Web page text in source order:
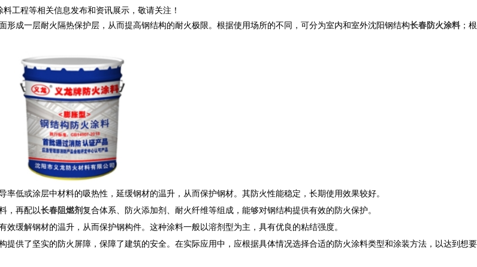
工程等相关信息发布和资讯展示，敬请关注！
成一层耐火隔热保护层，从而提高钢结构的耐火极限。根据使用场所的不同，可分为室内和室外沈阳钢结构长春防火涂料 ；根
低或涂层中材料的吸热性，延缓钢材的温升，从而保护钢材。其防火性能稳定，长期使用效果较好。
，再配以长春阻燃剂复合体系、防火添加剂、耐火纤维等组成，能够对钢结构提供有效的防火保护。
缓解钢材的温升，从而保护钢构件。这种涂料一般以溶剂型为主，具有优良的粘结强度。
提供了坚实的防火屏障，保障了建筑的安全。在实际应用中，应根据具体情况选择合适的防火涂料类型和涂装方法，以达到想要